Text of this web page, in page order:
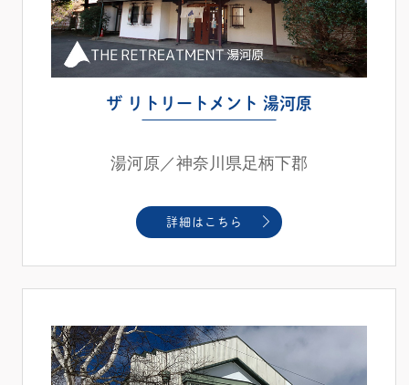
ザ リトリートメント 湯河原
湯河原／神奈川県足柄下郡
詳細はこちら